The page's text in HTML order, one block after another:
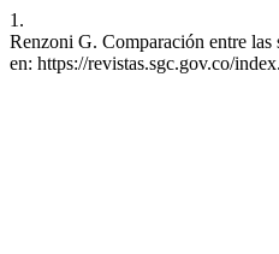
1.
Renzoni G. Comparación entre
en: https://revistas.sgc.gov.co/